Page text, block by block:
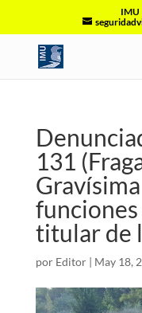
IMU
131
funciones
titular de
por Editor| May 18,